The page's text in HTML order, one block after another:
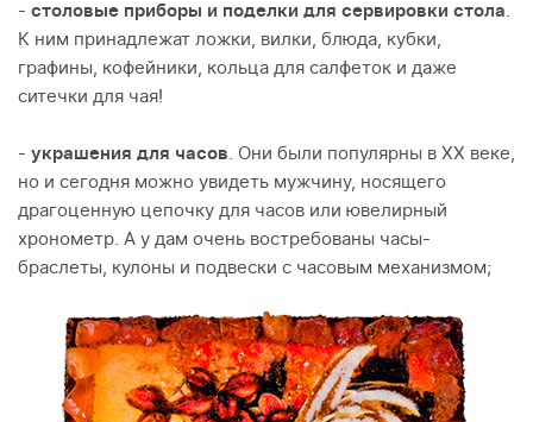
- столовые приборы и поделки для сервировки стола
К ним принадлежат ложки, вилки, блюда, кубки,
графины, кофейники, кольца для салфеток и даже
ситечки для чая!
- украшения для часов . Они были популярны в ХХ веке,
но и сегодня можно увидеть мужчину, носящего
драгоценную цепочку для часов или ювелирный
хронометр. А у дам очень востребованы часы-
браслеты, кулоны и подвески с часовым механизмом;